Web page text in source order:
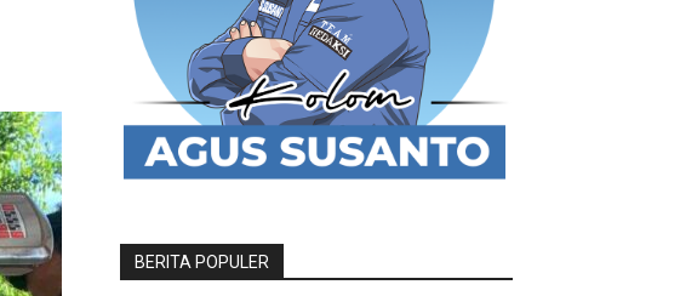
BERITA POPULER